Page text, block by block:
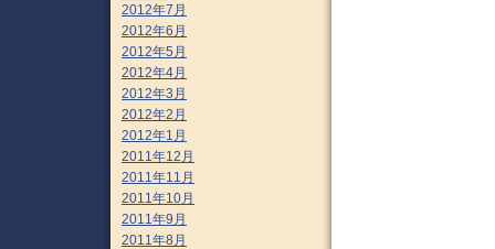
2012年7月
2012年6月
2012年5月
2012年4月
2012年3月
2012年2月
2012年1月
2011年12月
2011年11月
2011年10月
2011年9月
2011年8月